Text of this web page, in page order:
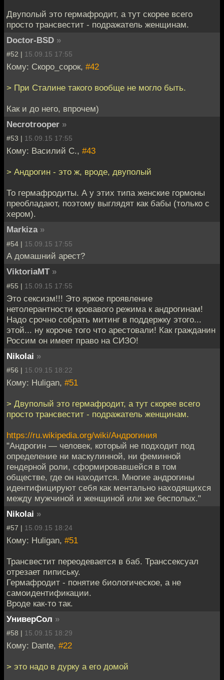
Двуполый это гермафродит, а тут скорее всего
просто трансвестит - подражатель женщинам.
Doctor-BSD »
#52 | 15.09.15 17:55
Кому: Скоро_сорок, #42
> При Сталине такого вообще не могло быть.
Как и до него, впрочем)
Necrotrooper »
#53 | 15.09.15 17:55
Кому: Василий С., #43
> Андрогин - это ж, вроде, двуполый
То гермафродиты. А у этих типа женские гормоны
преобладают, поэтому выглядят как бабы (только с
хером).
Markiza »
#54 | 15.09.15 17:55
А домашний арест?
ViktoriaMT »
#55 | 15.09.15 17:55
Это сексизм!!! Это яркое проявление
нетолерантности кровавого режима к андрогинам!
Надо срочно собрать митинг в поддержку этого...
этой... ну короче того что арестовали! Как гражданин
Россим он имеет право на СИЗО!
Nikolai »
#56 | 15.09.15 18:22
Кому: Huligan, #51
> Двуполый это гермафродит, а тут скорее всего
просто трансвестит - подражатель женщинам.
https://ru.wikipedia.org/wiki/Андрогиния
"Андрогин — человек, который не подходит под
определение ни маскулинной, ни феминной
гендерной роли, сформировавшейся в том
обществе, где он находится. Многие андрогины
идентифицируют себя как ментально находящихся
между мужчиной и женщиной или же бесполых."
Nikolai »
#57 | 15.09.15 18:24
Кому: Huligan, #51
Трансвестит переодевается в баб. Транссексуал
отрезает пипиську.
Гермафродит - понятие биологическое, а не
самоидентификации.
Вроде как-то так.
УниверСол »
#58 | 15.09.15 18:29
Кому: Dante, #22
> это надо в дурку а его домой